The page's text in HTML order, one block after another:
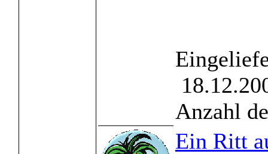
Anzahl
Ein Ritt